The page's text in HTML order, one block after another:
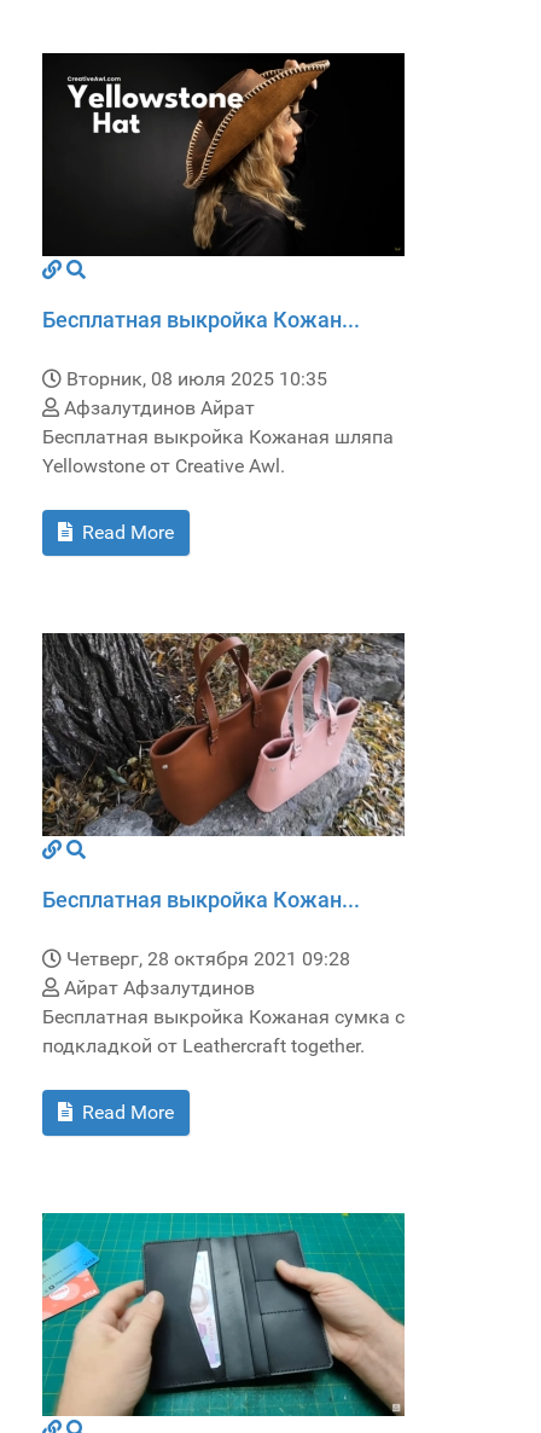
Бесплатная выкройка Кожан...
Вторник, 08 июля 2025 10:35
Афзалутдинов Айрат
Бесплатная выкройка Кожаная шляпа
Yellowstone от Creative Awl.
Read More
Бесплатная выкройка Кожан...
Четверг, 28 октября 2021 09:28
Айрат Афзалутдинов
Бесплатная выкройка Кожаная сумка с
подкладкой от Leathercraft together.
Read More